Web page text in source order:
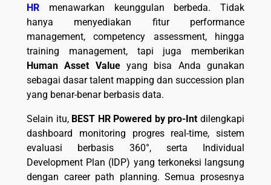
HR menawarkan keunggulan berbeda. Tidak
hanya menyediakan fitur performance
management, competency assessment, hingga
training management, tapi juga memberikan
Human Asset Valueyang bisa Anda gunakan
sebagai dasar talent mapping dan succession plan
yang benar-benar berbasis data.
Selain itu, BEST HR Powered by pro-Int dilengkapi
dashboard monitoring progres real-time, sistem
evaluasi berbasis 360°, serta Individual
Development Plan (IDP) yang terkoneksi langsung
dengan career path planning. Semua prosesnya